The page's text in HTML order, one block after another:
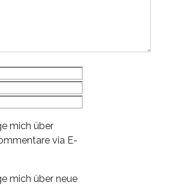
mich über
via E-
mich über neue